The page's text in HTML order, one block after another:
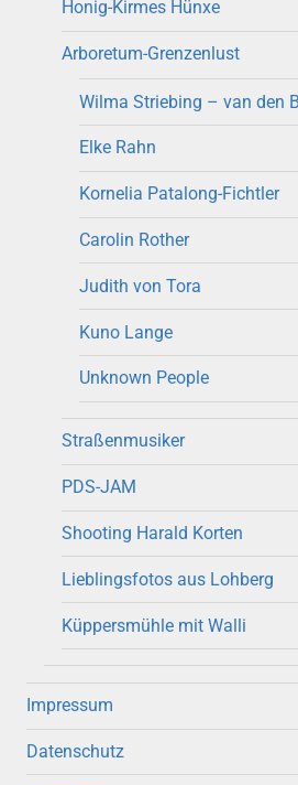
Honig-Kirmes Hünxe
Arboretum-Grenzenlust
Wilma Striebing – van den
Elke Rahn
Kornelia Patalong-Fichtler
Carolin Rother
Judith von Tora
Kuno Lange
Unknown People
Straßenmusiker
PDS-JAM
Shooting Harald Korten
Lieblingsfotos aus Lohberg
Küppersmühle mit Walli
Impressum
Datenschutz